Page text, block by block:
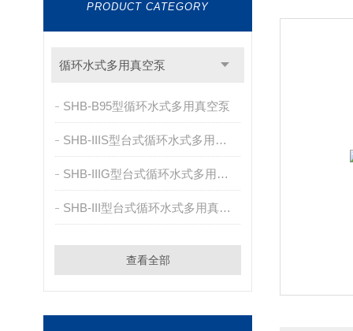
PRODUCT CATEGORY
循环水式多用真空泵
SHB-B95型循环水式多用真空泵
SHB-IIIS型台式循环水式多用真空泵
SHB-IIIG型台式循环水式多用真空泵
SHB-III型台式循环水式多用真空泵
查看全部